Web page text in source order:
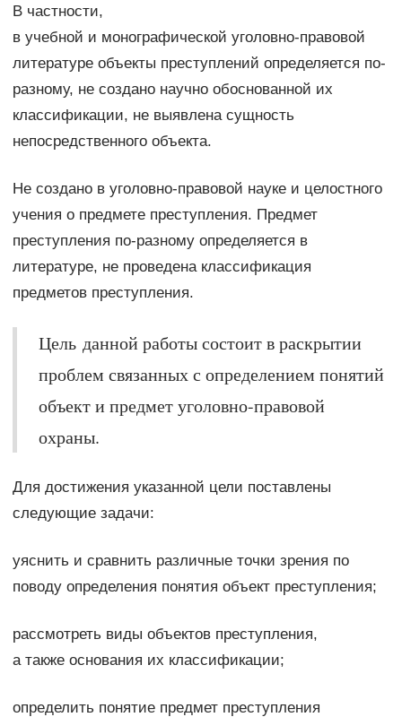
В частности,
в учебной и монографической уголовно-правовой
литературе объекты преступлений определяется по-
разному, не создано научно обоснованной их
классификации, не выявлена сущность
непосредственного объекта.
Не создано в уголовно-правовой науке и целостного
учения о предмете преступления. Предмет
преступления по-разному определяется в
литературе, не проведена классификация
предметов преступления.
Цель данной работы состоит в раскрытии
проблем связанных с определением понятий
объект и предмет уголовно-правовой
охраны.
Для достижения указанной цели поставлены
следующие задачи:
уяснить и сравнить различные точки зрения по
поводу определения понятия объект преступления;
рассмотреть виды объектов преступления,
а также основания их классификации;
определить понятие предмет преступления